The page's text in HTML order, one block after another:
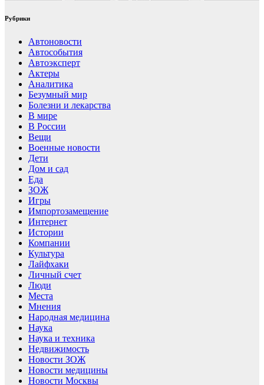
Рубрики
Автоновости
Автособытия
Автоэксперт
Актеры
Аналитика
Безумный мир
Болезни и лекарства
В мире
В России
Вещи
Военные новости
Дети
Дом и сад
Еда
ЗОЖ
Игры
Импортозамещение
Интернет
Истории
Компании
Культура
Лайфхаки
Личный счет
Люди
Места
Мнения
Народная медицина
Наука
Наука и техника
Недвижимость
Новости ЗОЖ
Новости медицины
Новости Москвы